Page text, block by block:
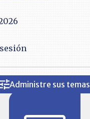
Administre sus temas